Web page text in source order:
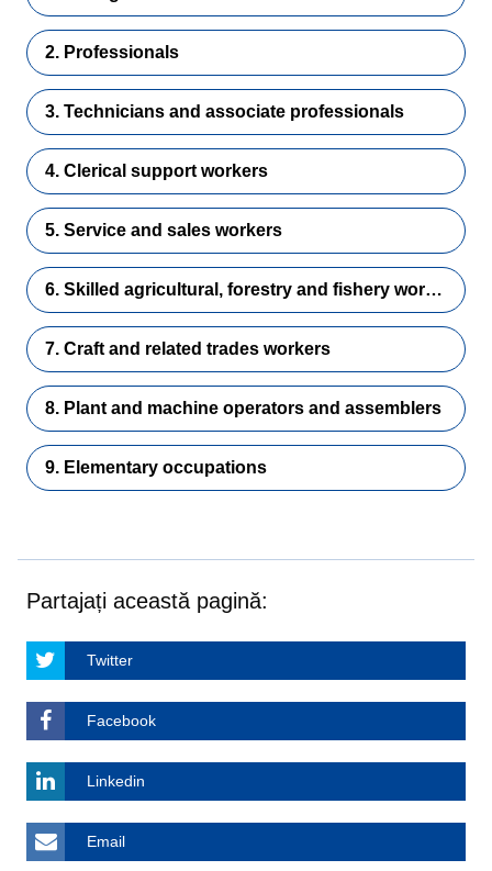
2. Professionals
3. Technicians and associate professionals
4. Clerical support workers
5. Service and sales workers
6. Skilled agricultural, forestry and fishery workers
7. Craft and related trades workers
8. Plant and machine operators and assemblers
9. Elementary occupations
Partajați această pagină:
Twitter
Facebook
Linkedin
Email